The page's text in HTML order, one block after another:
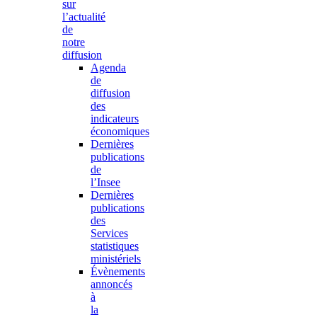
sur
l’actualité
de
notre
diffusion
Agenda
de
diffusion
des
indicateurs
économiques
Dernières
publications
de
l’Insee
Dernières
publications
des
Services
statistiques
ministériels
Évènements
annoncés
à
la